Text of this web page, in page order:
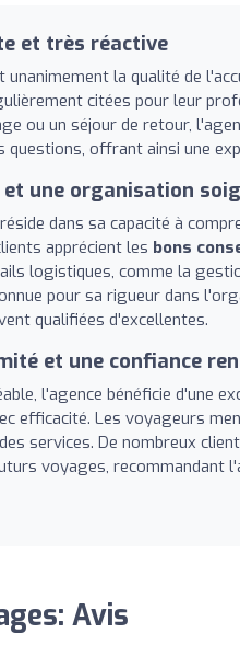
et très réactive
la qualité de
citées pour leur
ou un séjour de retour,
questions, offrant ainsi une
et une organisation
dans sa capacité à
apprécient les bons
logistiques, comme la
pour sa rigueur dans
qualifiées d'excellentes.
et une confiance
l'agence bénéficie d'une
efficacité. Les voyageurs
services. De nombreux
voyages, recommandant
Avis